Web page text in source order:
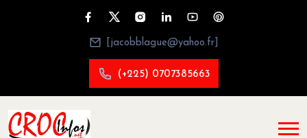
[jacobblague@yahoo.fr]
(+225) 0707385663